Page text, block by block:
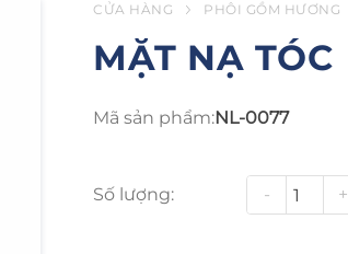
CỬA HÀNG PHÔI GỒM HƯƠNG
MẶT NẠ TÓC
Mã sản phẩm:NL-0077
Số lượng: - +